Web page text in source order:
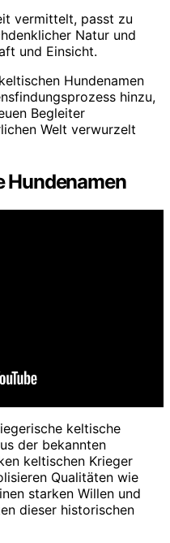
vermittelt, passt zu
Natur und
und Einsicht.
Hundenamen
hinzu,
Begleiter
Welt verwurzelt
Hundenamen
keltische
der bekannten
keltischen Krieger
Qualitäten wie
starken Willen und
dieser historischen